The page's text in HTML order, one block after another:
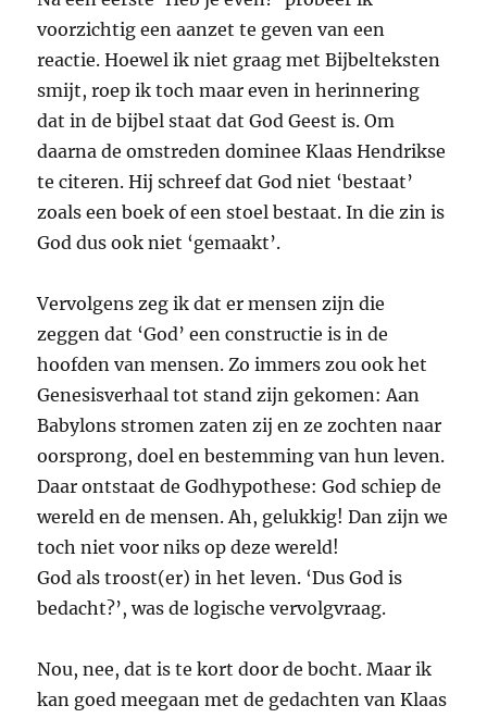
voorzichtig een aanzet te geven van een
reactie. Hoewel ik niet graag met Bijbelteksten
smijt, roep ik toch maar even in herinnering
dat in de bijbel staat dat God Geest is. Om
daarna de omstreden dominee Klaas Hendrikse
te citeren. Hij schreef dat God niet ‘bestaat’
zoals een boek of een stoel bestaat. In die zin is
God dus ook niet ‘gemaakt’.
Vervolgens zeg ik dat er mensen zijn die
zeggen dat ‘God’ een constructie is in de
hoofden van mensen. Zo immers zou ook het
Genesisverhaal tot stand zijn gekomen: Aan
Babylons stromen zaten zij en ze zochten naar
oorsprong, doel en bestemming van hun leven.
Daar ontstaat de Godhypothese: God schiep de
wereld en de mensen. Ah, gelukkig! Dan zijn we
toch niet voor niks op deze wereld!
God als troost(er) in het leven. ‘Dus God is
bedacht?’, was de logische vervolgvraag.
Nou, nee, dat is te kort door de bocht. Maar ik
kan goed meegaan met de gedachten van Klaas